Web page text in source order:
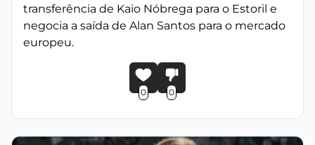
transferência de Kaio Nóbrega para o Estoril e
negocia a saída de Alan Santos para o mercado
europeu.
0 0